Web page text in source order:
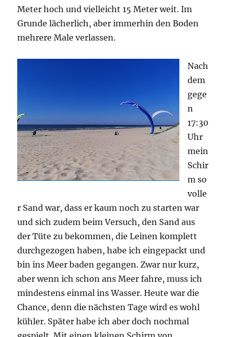
Meter hoch und vielleicht 15 Meter weit. Im
Grunde lächerlich, aber immerhin den Boden
mehrere Male verlassen.
Nach
dem
gege
n
17:30
Uhr
mein
Schir
m so
volle
r Sand war, dass er kaum noch zu starten war
und sich zudem beim Versuch, den Sand aus
der Tüte zu bekommen, die Leinen komplett
durchgezogen haben, habe ich eingepackt und
bin ins Meer baden gegangen. Zwar nur kurz,
aber wenn ich schon ans Meer fahre, muss ich
mindestens einmal ins Wasser. Heute war die
Chance, denn die nächsten Tage wird es wohl
kühler. Später habe ich aber doch nochmal